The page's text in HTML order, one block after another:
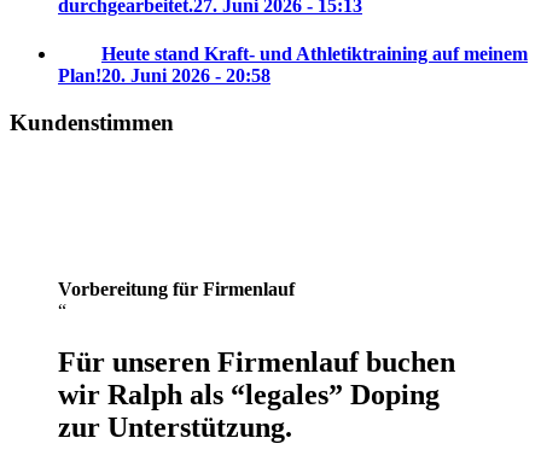
durchgearbeitet.27. Juni 2026 - 15:13
Heute stand Kraft- und Athletiktraining auf meinem
Plan!20. Juni 2026 - 20:58
Kundenstimmen
Vorbereitung für Firmenlauf
Für unseren Firmenlauf buchen
wir Ralph als “legales” Doping
zur Unterstützung.